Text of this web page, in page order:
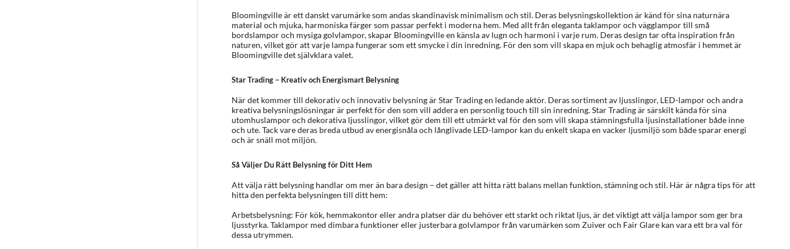
Bloomingville är ett danskt varumärke som andas skandinavisk minimalism och stil. Deras belysningskollektion är känd för sina naturnära
material och mjuka, harmoniska färger som passar perfekt i moderna hem. Med allt från eleganta taklampor och vägglampor till små
bordslampor och mysiga golvlampor, skapar Bloomingville en känsla av lugn och harmoni i varje rum. Deras design tar ofta inspiration från
naturen, vilket gör att varje lampa fungerar som ett smycke i din inredning. För den som vill skapa en mjuk och behaglig atmosfär i hemmet är
Bloomingville det självklara valet.
Star Trading – Kreativ och Energismart Belysning
När det kommer till dekorativ och innovativ belysning är Star Trading en ledande aktör. Deras sortiment av ljusslingor, LED-lampor och andra
kreativa belysningslösningar är perfekt för den som vill addera en personlig touch till sin inredning. Star Trading är särskilt kända för sina
utomhuslampor och dekorativa ljusslingor, vilket gör dem till ett utmärkt val för den som vill skapa stämningsfulla ljusinstallationer både inne
och ute. Tack vare deras breda utbud av energisnåla och långlivade LED-lampor kan du enkelt skapa en vacker ljusmiljö som både sparar energi
och är snäll mot miljön.
Så Väljer Du Rätt Belysning för Ditt Hem
Att välja rätt belysning handlar om mer än bara design – det gäller att hitta rätt balans mellan funktion, stämning och stil. Här är några tips för att
hitta den perfekta belysningen till ditt hem:
Arbetsbelysning: För kök, hemmakontor eller andra platser där du behöver ett starkt och riktat ljus, är det viktigt att välja lampor som ger bra
ljusstyrka. Taklampor med dimbara funktioner eller justerbara golvlampor från varumärken som Zuiver och Fair Glare kan vara ett bra val för
dessa utrymmen.